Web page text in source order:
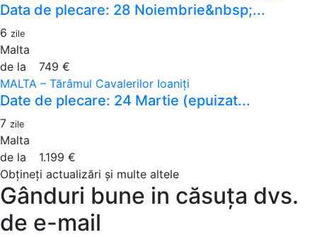
Data de plecare: 28 Noiembrie&nbsp;...
6 zile
Malta
de la 749 €
MALTA – Tărâmul Cavalerilor Ioaniți
Date de plecare: 24 Martie (epuizat...
7 zile
Malta
de la 1.199 €
Obțineți actualizări și multe altele
Gânduri bune in căsuța dvs.
de e-mail